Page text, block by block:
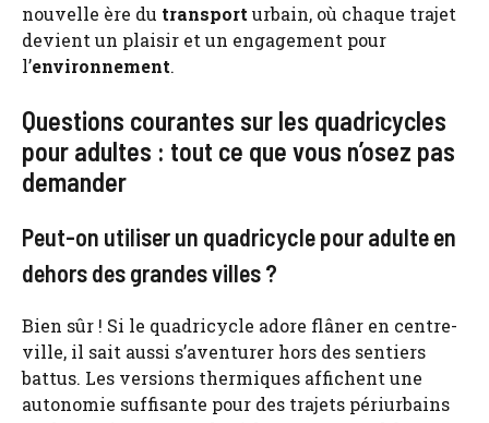
nouvelle ère du transport urbain, où chaque trajet
devient un plaisir et un engagement pour
l’environnement.
Questions courantes sur les quadricycles
pour adultes : tout ce que vous n’osez pas
demander
Peut-on utiliser un quadricycle pour adulte en
dehors des grandes villes ?
Bien sûr ! Si le quadricycle adore flâner en centre-
ville, il sait aussi s’aventurer hors des sentiers
battus. Les versions thermiques affichent une
autonomie suffisante pour des trajets périurbains